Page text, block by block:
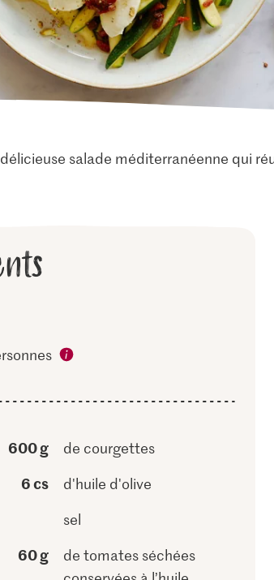
salade méditerranéenne qui
600 g de courgettes
6 cs
d'huile d'olive
sel
60 g
de tomates séchées